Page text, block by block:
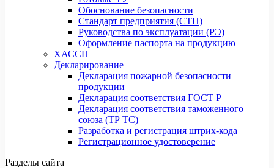
Обоснование безопасности
Стандарт предприятия (СТП)
Руководства по эксплуатации (РЭ)
Оформление паспорта на продукцию
ХАССП
Декларирование
Декларация пожарной безопасности
продукции
Декларация соответствия ГОСТ Р
Декларация соответствия таможенного
союза (ТР ТС)
Разработка и регистрация штрих-кода
Регистрационное удостоверение
Разделы сайта